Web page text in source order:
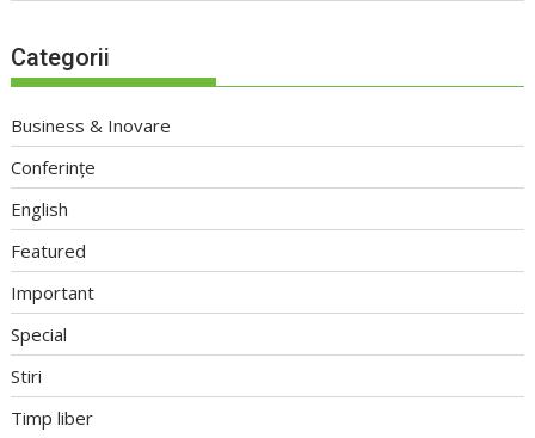
Categorii
Business & Inovare
Conferințe
English
Featured
Important
Special
Stiri
Timp liber